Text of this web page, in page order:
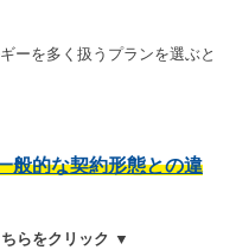
ーを多く扱うプランを選ぶと
般的な契約形態との違
らをクリック ▼